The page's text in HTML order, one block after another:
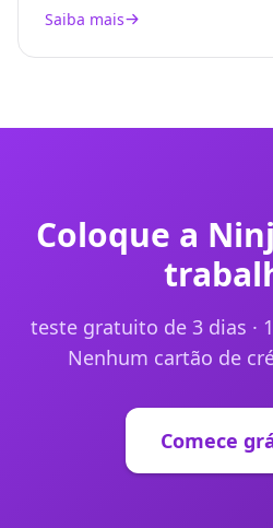
Saiba mais
Coloque a
teste gratuito de 3 dias ·
Nenhum cartão de
Comece